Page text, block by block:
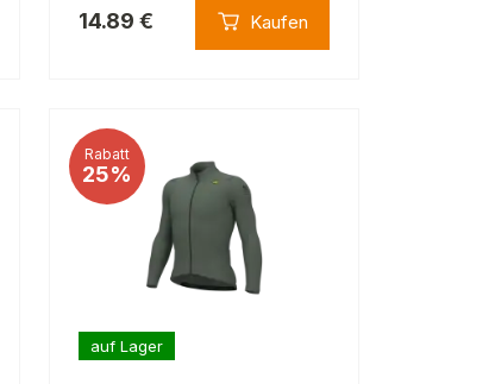
14.89 € Kaufen
Rabatt
25%
auf Lager